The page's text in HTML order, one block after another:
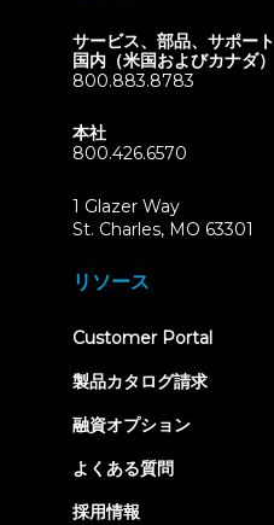
サービス、部品、サポート
国内（米国およびカナダ）
800.883.8783
本社
800.426.6570
1 Glazer Way
St. Charles, MO 63301
リソース
Customer Portal(opens
製品カタログ請求
融資オプション
よくある質問
採用情報